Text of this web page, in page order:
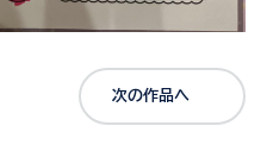
次の作品へ